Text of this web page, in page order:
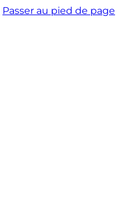
Passer au pied de page